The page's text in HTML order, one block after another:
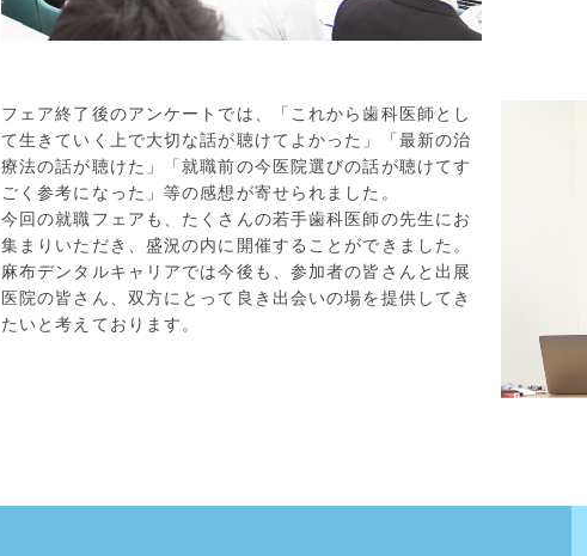
フェア終了後のアンケートでは、「これから歯科医師とし
て生きていく上で大切な話が聴けてよかった」「最新の治
療法の話が聴けた」「就職前の今医院選びの話が聴けてす
ごく参考になった」等の感想が寄せられました。
今回の就職フェアも、たくさんの若手歯科医師の先生にお
集まりいただき、盛況の内に開催することができました。
麻布デンタルキャリアでは今後も、参加者の皆さんと出展
医院の皆さん、双方にとって良き出会いの場を提供してき
たいと考えております。